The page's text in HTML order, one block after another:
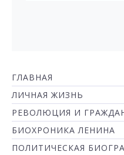
ГЛАВНАЯ
ЛИЧНАЯ ЖИЗНЬ
РЕВОЛЮЦИЯ И
БИОХРОНИКА ЛЕНИНА
ПОЛИТИЧЕСКАЯ